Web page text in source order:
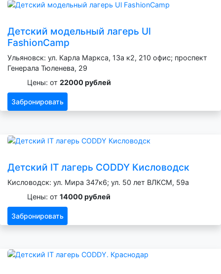
Детский модельный лагерь Ul
FashionCamp
Ульяновск: ул. Карла Маркса, 13а к2, 210 офис; проспект
Генерала Тюленева, 29
Цены: от 22000 рублей
Забронировать
Детский IT лагерь CODDY Кисловодск
Кисловодск: ул. Мира 347к6; ул. 50 лет ВЛКСМ, 59а
Цены: от 14000 рублей
Забронировать